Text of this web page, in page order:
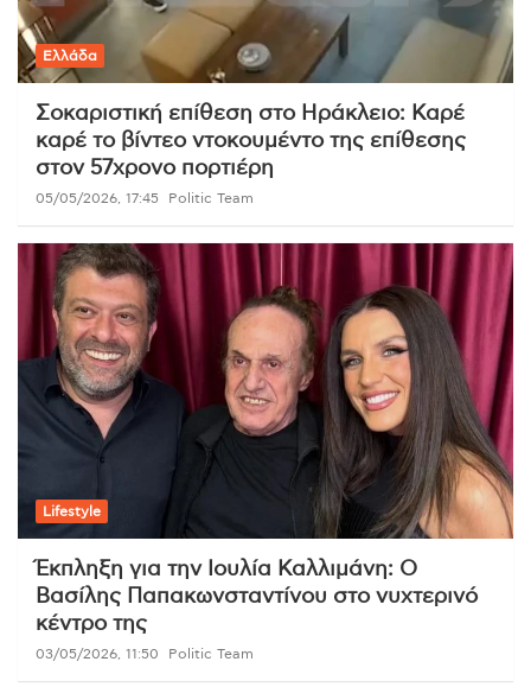
Ελλάδα
Σοκαριστική επίθεση στο Ηράκλειο: Καρέ
καρέ το βίντεο ντοκουμέντο της επίθεσης
στον 57χρονο πορτιέρη
05/05/2026, 17:45 Politic Team
Lifestyle
Έκπληξη για την Ιουλία Καλλιμάνη: Ο
Βασίλης Παπακωνσταντίνου στο νυχτερινό
κέντρο της
03/05/2026, 11:50 Politic Team